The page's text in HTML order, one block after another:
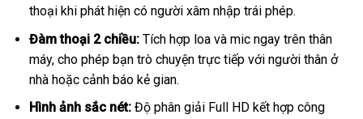
thoại khi phát hiện có người xâm nhập trái phép.
Đàm thoại 2 chiều:Tích hợp loa và mic ngay trên thân
máy, cho phép bạn trò chuyện trực tiếp với người thân ở
nhà hoặc cảnh báo kẻ gian.
Hình ảnh sắc nét:Độ phân giải Full HD kết hợp công